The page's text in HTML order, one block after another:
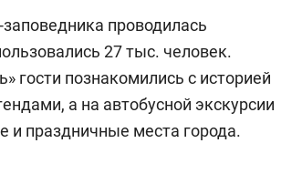
проводилась
27 тыс. человек.
гости познакомились с историей
а на автобусной экскурсии
и праздничные места города.